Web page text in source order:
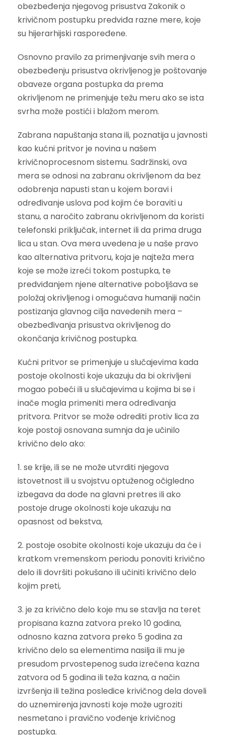
obezbeđenja njegovog prisustva Zakonik o
krivičnom postupku predviđa razne mere, koje
su hijerarhijski raspoređene.
Osnovno pravilo za primenjivanje svih mera o
obezbeđenju prisustva okrivljenog je poštovanje
obaveze organa postupka da prema
okrivljenom ne primenjuje težu meru ako se ista
svrha može postići i blažom merom.
Zabrana napuštanja stana ili, poznatija u javnosti
kao kućni pritvor je novina u našem
krivičnoprocesnom sistemu. Sadržinski, ova
mera se odnosi na zabranu okrivljenom da bez
odobrenja napusti stan u kojem boravi i
određivanje uslova pod kojim će boraviti u
stanu, a naročito zabranu okrivljenom da koristi
telefonski priključak, internet ili da prima druga
lica u stan. Ova mera uvedena je u naše pravo
kao alternativa pritvoru, koja je najteža mera
koje se može izreći tokom postupka, te
predviđanjem njene alternative poboljšava se
položaj okrivljenog i omogućava humaniji način
postizanja glavnog cilja navedenih mera –
obezbeđivanja prisustva okrivljenog do
okončanja krivičnog postupka.
Kućni pritvor se primenjuje u slučajevima kada
postoje okolnosti koje ukazuju da bi okrivljeni
mogao pobeći ili u slučajevima u kojima bi se i
inače mogla primeniti mera određivanja
pritvora. Pritvor se može odrediti protiv lica za
koje postoji osnovana sumnja da je učinilo
krivično delo ako:
1. se krije, ili se ne može utvrditi njegova
istovetnost ili u svojstvu optuženog očigledno
izbegava da dođe na glavni pretres ili ako
postoje druge okolnosti koje ukazuju na
opasnost od bekstva,
2. postoje osobite okolnosti koje ukazuju da će i
kratkom vremenskom periodu ponoviti krivično
delo ili dovršiti pokušano ili učiniti krivično delo
kojim preti,
3. je za krivično delo koje mu se stavlja na teret
propisana kazna zatvora preko 10 godina,
odnosno kazna zatvora preko 5 godina za
krivično delo sa elementima nasilja ili mu je
presudom prvostepenog suda izrečena kazna
zatvora od 5 godina ili teža kazna, a način
izvršenja ili težina posledice krivičnog dela doveli
do uznemirenja javnosti koje može ugroziti
nesmetano i pravično vođenje krivičnog
postupka.